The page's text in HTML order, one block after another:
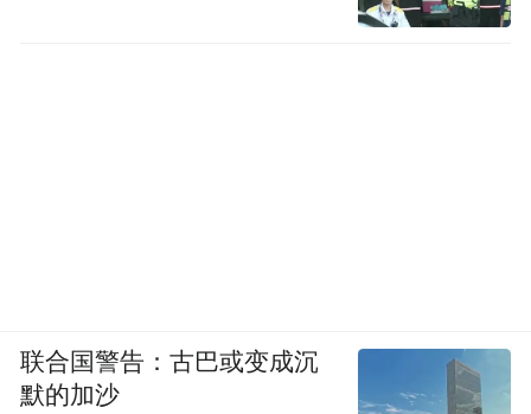
联合国警告：古巴或变成沉
默的加沙